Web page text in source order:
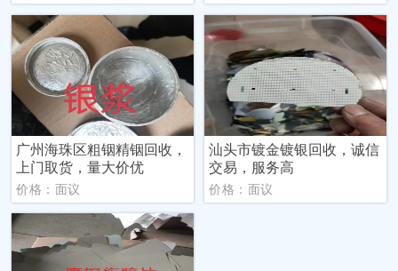
广州海珠区粗铟精铟回收，
上门取货，量大价优
价格：面议
汕头市镀金镀银回收，诚信
交易，服务高
价格：面议